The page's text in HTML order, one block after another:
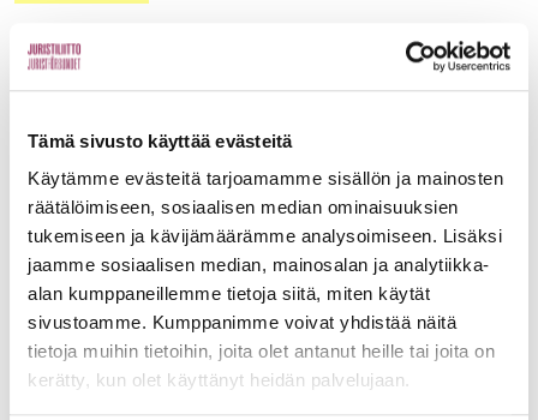
Tämä sivusto käyttää evästeitä
Käytämme evästeitä tarjoamamme sisällön ja mainosten
räätälöimiseen, sosiaalisen median ominaisuuksien
tukemiseen ja kävijämäärämme analysoimiseen. Lisäksi
jaamme sosiaalisen median, mainosalan ja analytiikka-
alan kumppaneillemme tietoja siitä, miten käytät
sivustoamme. Kumppanimme voivat yhdistää näitä
tietoja muihin tietoihin, joita olet antanut heille tai joita on
kerätty, kun olet käyttänyt heidän palvelujaan.
Uutiset
oikeustieteellisen opetuksen ja tutkimuksen
kustannuksella
Edunvalvonta
Uutiset 15.6.2026
Työ- ja virkasuhdeneuvonta palvelee läpi kesän